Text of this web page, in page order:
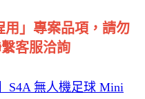
」專案品項，請勿
客服洽詢
S4A 無人機足球 Mini